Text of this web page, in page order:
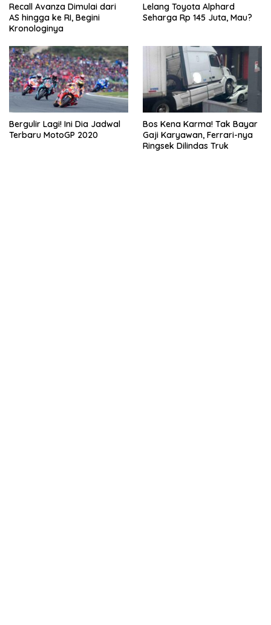
Recall Avanza Dimulai dari
AS hingga ke RI, Begini
Kronologinya
Lelang Toyota Alphard
Seharga Rp 145 Juta, Mau?
Bergulir Lagi! Ini Dia Jadwal
Terbaru MotoGP 2020
Bos Kena Karma! Tak Bayar
Gaji Karyawan, Ferrari-nya
Ringsek Dilindas Truk